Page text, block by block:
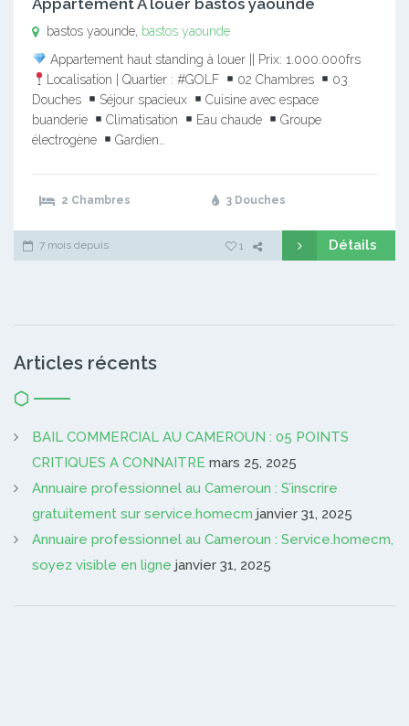
bastos yaounde, bastos yaounde
Appartement haut standing à louer || Prix: 1.000.000frs
Localisation | Quartier : #GOLF
02 Chambres
03
Douches
Séjour spacieux
Cuisine avec espace
buanderie
Climatisation Eau chaude
Groupe
électrogène
Gardien…
2 Chambres 3 Douches
7 mois depuis 1 Détails
Articles récents
BAIL COMMERCIAL AU CAMEROUN : 05 POINTS
CRITIQUES A CONNAITRE mars 25, 2025
Annuaire professionnel au Cameroun : S’inscrire
gratuitement sur service.homecm janvier 31, 2025
Annuaire professionnel au Cameroun : Service.homecm,
soyez visible en ligne janvier 31, 2025